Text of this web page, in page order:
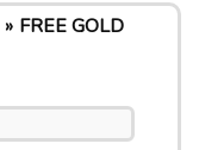
FREE GOLD